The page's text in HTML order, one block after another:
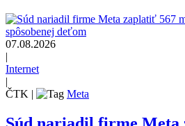
07.08.2026
|
Internet
|
ČTK | Meta